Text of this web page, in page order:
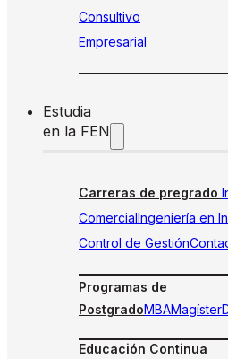
Consultivo
Empresarial
Estudia
en la FEN
Carreras de pregrado
ComercialIngeniería en
Control de Gestión
Programas de
PostgradoMBAMagíster
Educación Continua